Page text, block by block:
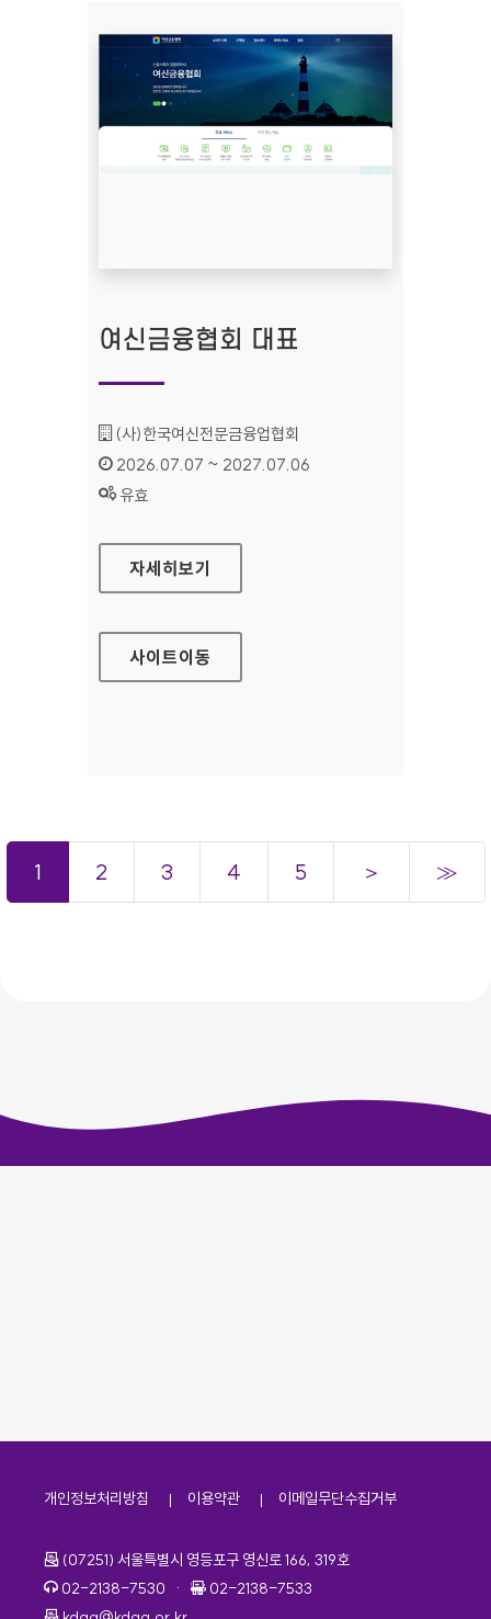
여신금융협회 대표
기관명 :
(사)한국여신전문금융업협회
인증기간 :
2026.07.07 ~ 2027.07.06
상태 :
유효
여신금융협회 대표
자세히보기
사이트이동
1 2 3 4 5 ＞ ≫
개인정보처리방침 이용약관 이메일무단수집거부
주소
(07251) 서울특별시 영등포구 영신로 166, 319호
전화번호
02-2138-7530 · 팩스번호
02-2138-7533